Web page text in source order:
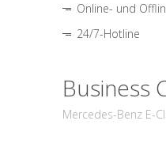
Online- und
24/7-Hotline
Business
Mercedes-Benz E-